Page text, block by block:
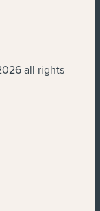
all rights